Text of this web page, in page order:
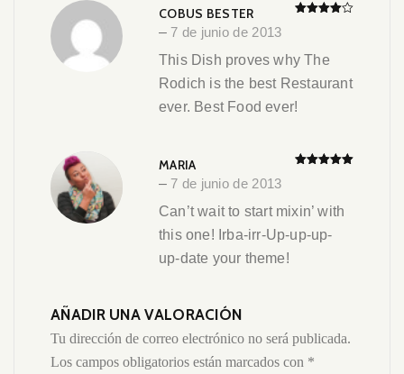
COBUS BESTER
– 7 de junio de 2013
This Dish proves why The
Rodich is the best Restaurant
ever. Best Food ever!
MARIA
– 7 de junio de 2013
Can’t wait to start mixin’ with
this one! Irba-irr-Up-up-up-
up-date your theme!
AÑADIR UNA VALORACIÓN
Tu dirección de correo electrónico no será publicada.
Los campos obligatorios están marcados con *